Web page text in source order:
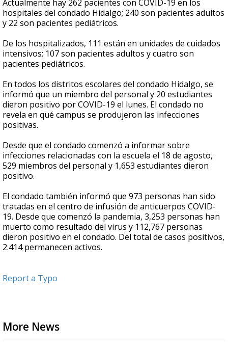
Actualmente hay 262 pacientes con COVID-19 en los
hospitales del condado Hidalgo; 240 son pacientes adultos
y 22 son pacientes pediátricos.
De los hospitalizados, 111 están en unidades de cuidados
intensivos; 107 son pacientes adultos y cuatro son
pacientes pediátricos.
En todos los distritos escolares del condado Hidalgo, se
informó que un miembro del personal y 20 estudiantes
dieron positivo por COVID-19 el lunes. El condado no
revela en qué campus se produjeron las infecciones
positivas.
Desde que el condado comenzó a informar sobre
infecciones relacionadas con la escuela el 18 de agosto,
529 miembros del personal y 1,653 estudiantes dieron
positivo.
El condado también informó que 973 personas han sido
tratadas en el centro de infusión de anticuerpos COVID-
19. Desde que comenzó la pandemia, 3,253 personas han
muerto como resultado del virus y 112,767 personas
dieron positivo en el condado. Del total de casos positivos,
2.414 permanecen activos.
Report a Typo
More News